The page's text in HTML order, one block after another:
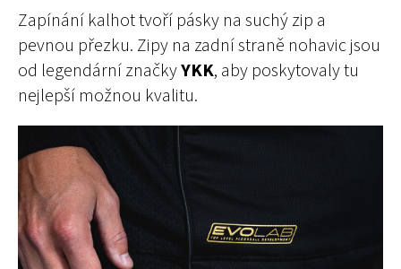
Zapínání kalhot tvoří pásky na suchý zip a
pevnou přezku. Zipy na zadní straně nohavic jsou
od legendární značkyYKK, aby poskytovaly tu
nejlepší možnou kvalitu.